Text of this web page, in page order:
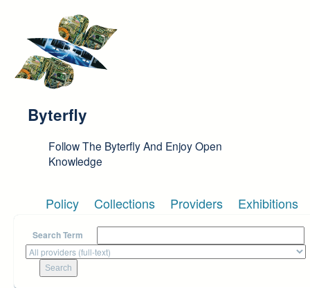
Byterfly
Follow The Byterfly And Enjoy Open
Knowledge
Policy Collections Providers Exhibitions
Search Term